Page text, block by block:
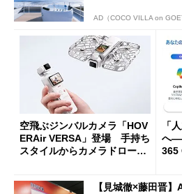
AD（COCO VILLA on
空飛ぶジンバルカメラ「HOV
ERAir VERSA」登場 手持ち
スタイルからカメラドローン
「
へ
365
【見城徹×藤田晋